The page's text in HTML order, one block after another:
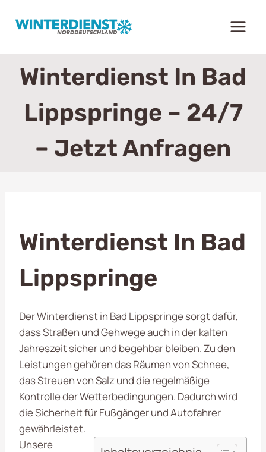
Inhalt
Winterdienst In Bad
Lippspringe – 24/7
– Jetzt Anfragen
Winterdienst In Bad
Lippspringe
Der Winterdienst in Bad Lippspringe sorgt dafür,
dass Straßen und Gehwege auch in der kalten
Jahreszeit sicher und begehbar bleiben. Zu den
Leistungen gehören das Räumen von Schnee,
das Streuen von Salz und die regelmäßige
Kontrolle der Wetterbedingungen. Dadurch wird
die Sicherheit für Fußgänger und Autofahrer
gewährleistet.
Unsere